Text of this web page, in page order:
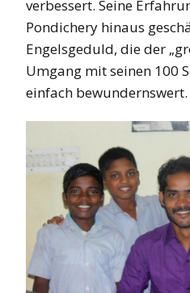
verbessert. Seine
Pondichery hinaus
Engelsgeduld, die der
Umgang mit seinen 100
einfach bewundernswert.